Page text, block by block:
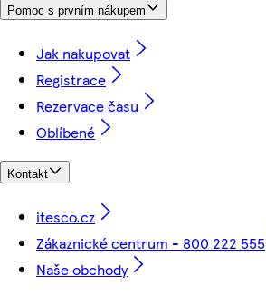
Pomoc s prvním nákupem
Jak nakupovat
Registrace
Rezervace času
Oblíbené
Kontakt
itesco.cz
Zákaznické centrum - 800 222 555
Naše obchody